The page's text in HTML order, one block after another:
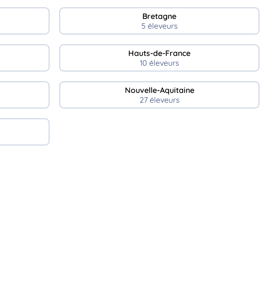
Bretagne
5 éleveurs
Hauts-de-France
10 éleveurs
Nouvelle-Aquitaine
27 éleveurs